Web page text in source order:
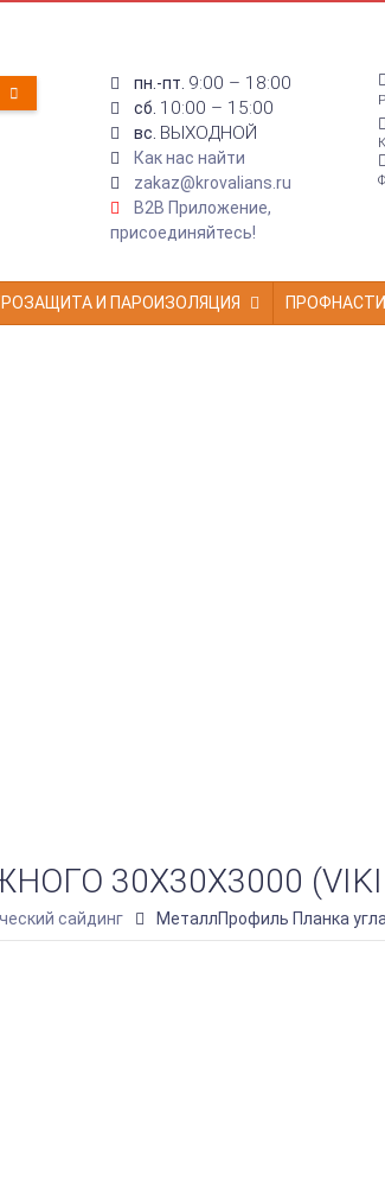
пн.-пт. 9:00 – 18:00
сб. 10:00 – 15:00
вс. ВЫХОДНОЙ
Как нас найти
zakaz@krovalians.ru
B2B Приложение,
присоединяйтесь!
И ПАРОИЗОЛЯЦИЯ
30Х30Х3000
сайдинг МеталлПрофиль Планка